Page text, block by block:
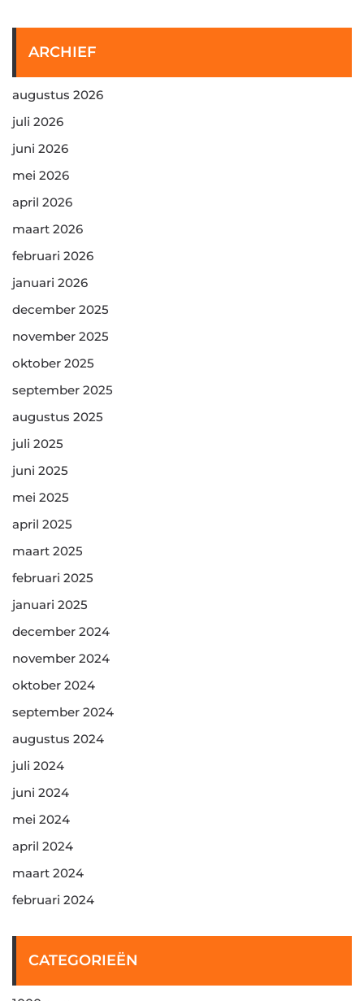
ARCHIEF
augustus 2026
juli 2026
juni 2026
mei 2026
april 2026
maart 2026
februari 2026
januari 2026
december 2025
november 2025
oktober 2025
september 2025
augustus 2025
juli 2025
juni 2025
mei 2025
april 2025
maart 2025
februari 2025
januari 2025
december 2024
november 2024
oktober 2024
september 2024
augustus 2024
juli 2024
juni 2024
mei 2024
april 2024
maart 2024
februari 2024
CATEGORIEËN